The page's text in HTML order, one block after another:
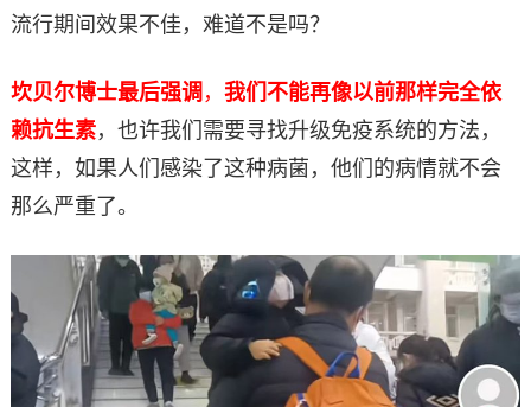
流行期间效果不佳，难道不是吗？
坎贝尔博士最后强调 ， 我们不能再像以前那样完全依
赖抗生素，也许我们需要寻找升级免疫系统的方法，
这样，如果人们感染了这种病菌，他们的病情就不会
那么严重了。